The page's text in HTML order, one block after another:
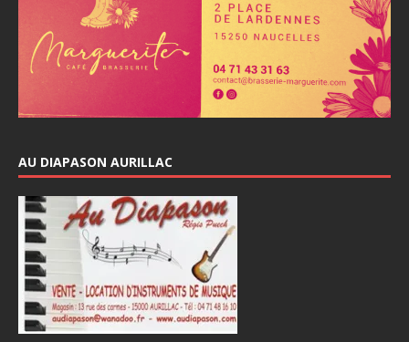
AU DIAPASON AURILLAC